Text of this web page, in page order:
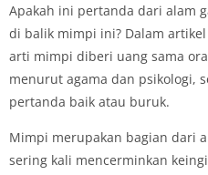
Apakah ini pertanda dari alam
di balik mimpi ini? Dalam
arti mimpi diberi uang sama
menurut agama dan psikologi,
pertanda baik atau buruk.
Mimpi merupakan bagian dari
sering kali mencerminkan